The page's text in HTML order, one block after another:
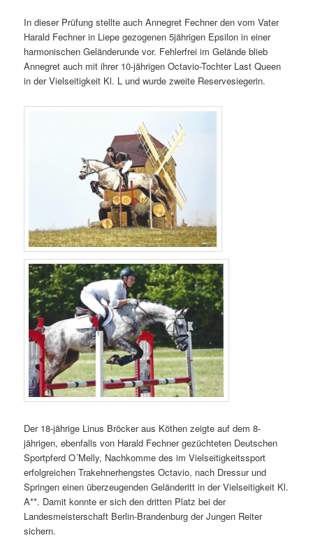
In dieser Prüfung stellte auch Annegret Fechner den vom Vater
Harald Fechner in Liepe gezogenen 5jährigen Epsilon in einer
harmonischen Geländerunde vor. Fehlerfrei im Gelände blieb
Annegret auch mit ihrer 10-jährigen Octavio-Tochter Last Queen
in der Vielseitigkeit Kl. L und wurde zweite Reservesiegerin.
Der 18-jährige Linus Bröcker aus Köthen zeigte auf dem 8-
jährigen, ebenfalls von Harald Fechner gezüchteten Deutschen
Sportpferd O´Melly, Nachkomme des im Vielseitigkeitssport
erfolgreichen Trakehnerhengstes Octavio, nach Dressur und
Springen einen überzeugenden Geländeritt in der Vielseitigkeit Kl.
A**. Damit konnte er sich den dritten Platz bei der
Landesmeisterschaft Berlin-Brandenburg der Jungen Reiter
sichern.